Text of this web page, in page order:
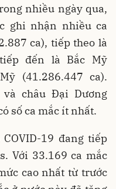
nhiều ngày qua,
ghi nhận nhiều ca
ca), tiếp theo là
đến là Bắc Mỹ
(41.286.447 ca).
và châu Đại Dương
số ca mắc ít nhất.
19 đang tiếp
Với 33.169 ca mắc
cao nhất từ trước